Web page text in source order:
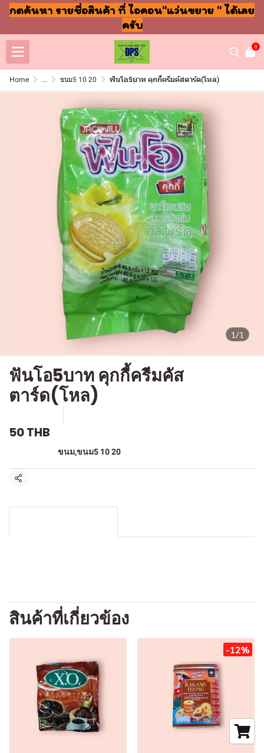
กดค้นหา รายชื่อสินค้า ที่ ไอคอน"แว่นขยาย " ได้เลย
ครับ
0
Home ... ขนม5 10 20 ฟันโอ5บาท คุกกี้ครีมคัสตาร์ด(โหล)
1/1
ฟันโอ5บาท คุกกี้ครีมคัส
ตาร์ด(โหล)
50 THB
ขนม,ขนม5 10 20
แชร์
สินค้าที่เกี่ยวข้อง
-12%